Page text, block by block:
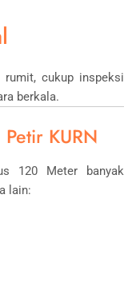
rumit, cukup inspeksi
berkala.
KURN
120 Meter banyak
lain: